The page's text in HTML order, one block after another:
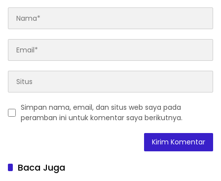
Simpan nama, email, dan situs web saya pada
peramban ini untuk komentar saya berikutnya.
Baca Juga